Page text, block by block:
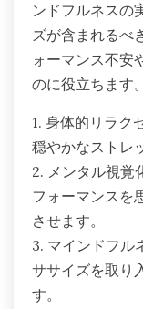
ンドフルネスの
ズが含まれるべ
ォーマンス不安
のに役立ちます。
1. 身体的リラク
穏やかなストレ
2. メンタル視覚
フォーマンスを
させます。
3. マインドフル
ササイズを取り
す。